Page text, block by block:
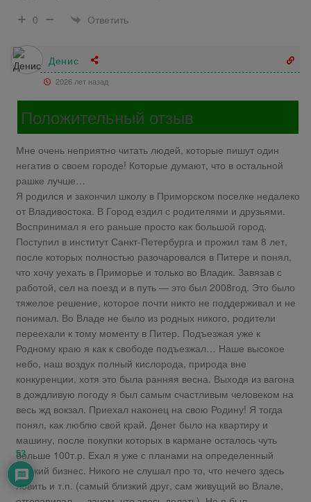
0
Ответить
Денис
2026 лет назад
Положительный отзыв
Мне очень неприятно читать людей, которые пишут один
негатив о своем городе! Которые думают, что в остальной
рашке лучше…
Я родился и закончил школу в Приморском поселке недалеко
от Владивостока. В Город ездил с родителями и друзьями.
Воспринимал я его раньше просто как большой город.
Поступил в институт Санкт-Петербурга и прожил там 8 лет,
после которых полностью разочаровался в Питере и понял,
что хочу уехать в Приморье и только во Владик. Завязав с
работой, сел на поезд и в путь — это был 2008год. Это было
тяжелое решение, которое почти никто не поддерживал и не
понимал. Во Владе не было из родных никого, родители
переехали к тому моменту в Питер. Подъезжая уже к
Родному краю я как к свободе подъезжал… Наше высокое
небо, наш воздух полный кислорода, природа вне
конкуренции, хотя это была ранняя весна. Выходя из вагона
в дождливую погоду я был самым счастливым человеком на
весь жд вокзал. Приехал наконец на свою Родину! Я тогда
понял, как люблю свой край. Денег было на квартиру и
машину, после покупки которых в кармане осталось чуть
больше 100т.р. Ехал я уже с планами на определенный
мелкий бизнес. Никого не слушал про то, что нечего здесь
ловить и т.п. (самый близкий друг, сам живущий во Влале,
53